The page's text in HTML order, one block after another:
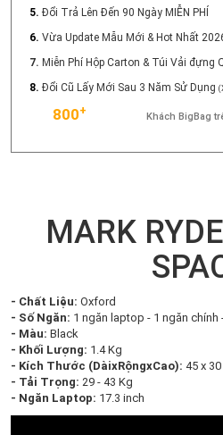
5. Đổi Trả Lên Đến 90 Ngày MIỄN PHÍ
6. Vừa Update Mẫu Mới & Hot Nhất
7. Miễn Phí Hộp Carton & Túi Vải đựng
8. Đổi Cũ Lấy Mới Sau 3 Năm Sử Dụng
800+ Khách BigBag
MARK
- Chất Liệu: Oxford
- Số Ngăn: 1 ngăn laptop - 1 ngăn chính
- Màu: Black
- Khối Lượng: 1.4 Kg
- Kích Thước (DàixRộngxCao): 45 x
- Tải Trọng: 29 - 43 Kg
- Ngăn Laptop: 17.3 inch